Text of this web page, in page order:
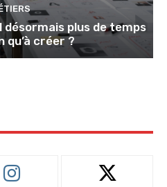
plus de temps
qu’à créer ?